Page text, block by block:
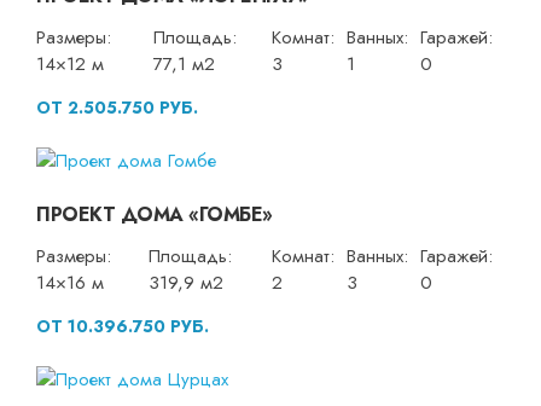
Размеры:
14×12 м
Площадь:
77,1 м2
Комнат:
3
Ванных:
1
Гаражей:
0
ОТ 2.505.750 РУБ.
ПРОЕКТ ДОМА «ГОМБЕ»
Размеры:
14×16 м
Площадь:
319,9 м2
Комнат:
2
Ванных:
3
Гаражей:
0
ОТ 10.396.750 РУБ.